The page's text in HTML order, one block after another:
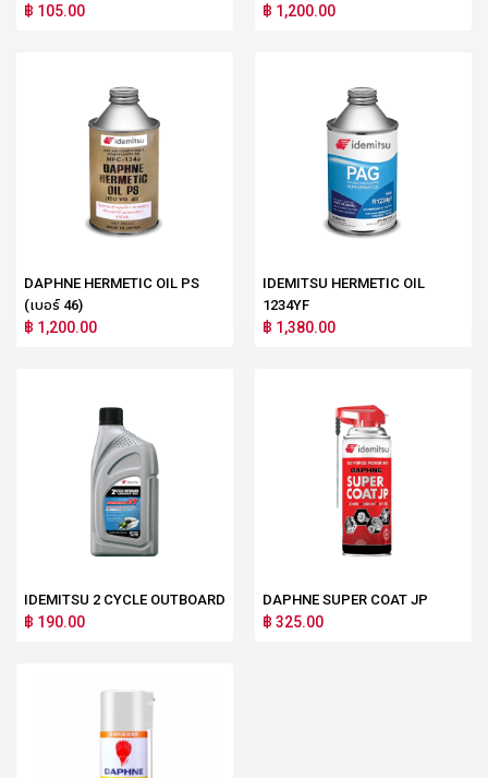
฿ 105.00 ฿ 1,200.00
DAPHNE HERMETIC OIL PS
(เบอร์ 46)
฿ 1,200.00
IDEMITSU HERMETIC OIL
1234YF
฿ 1,380.00
IDEMITSU 2 CYCLE OUTBOARD
฿ 190.00
DAPHNE SUPER COAT JP
฿ 325.00